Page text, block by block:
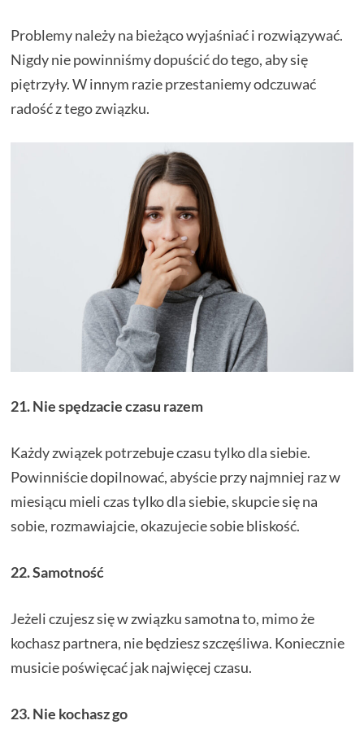
Problemy należy na bieżąco wyjaśniać i rozwiązywać.
Nigdy nie powinniśmy dopuścić do tego, aby się
piętrzyły. W innym razie przestaniemy odczuwać
radość z tego związku.
21. Nie spędzacie czasu razem
Każdy związek potrzebuje czasu tylko dla siebie.
Powinniście dopilnować, abyście przy najmniej raz w
miesiącu mieli czas tylko dla siebie, skupcie się na
sobie, rozmawiajcie, okazujecie sobie bliskość.
22. Samotność
Jeżeli czujesz się w związku samotna to, mimo że
kochasz partnera, nie będziesz szczęśliwa. Koniecznie
musicie poświęcać jak najwięcej czasu.
23. Nie kochasz go